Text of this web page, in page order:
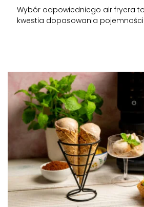
Wybór odpowiedniego air fryera
kwestia dopasowania